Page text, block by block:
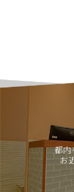
都内
お